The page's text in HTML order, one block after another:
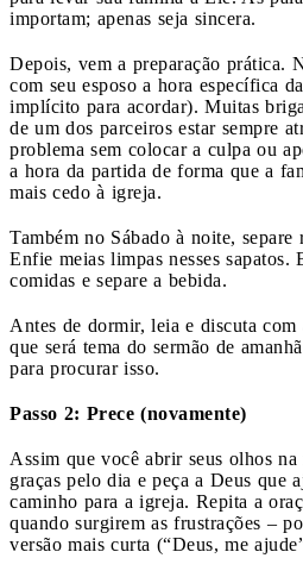
importam; apenas seja sincera.
Depois, vem a preparação prática.
com seu esposo a hora específica
implícito para acordar). Muitas
de um dos parceiros estar sempre
problema sem colocar a culpa ou
a hora da partida de forma que a
mais cedo à igreja.
Também no Sábado à noite, separe
Enfie meias limpas nesses sapatos.
comidas e separe a bebida.
Antes de dormir, leia e discuta
que será tema do sermão de
para procurar isso.
Passo 2: Prece (novamente)
Assim que você abrir seus olhos
graças pelo dia e peça a Deus que
caminho para a igreja. Repita a
quando surgirem as frustrações –
versão mais curta (“Deus, me